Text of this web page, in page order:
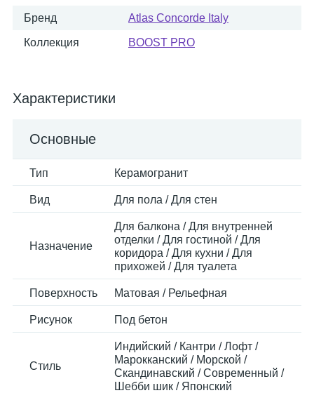
Бренд Atlas Concorde Italy
Коллекция BOOST PRO
Характеристики
Основные
Тип Керамогранит
Вид Для пола / Для стен
Назначение
Для балкона / Для внутренней
отделки / Для гостиной / Для
коридора / Для кухни / Для
прихожей / Для туалета
Поверхность Матовая / Рельефная
Рисунок Под бетон
Стиль
Индийский / Кантри / Лофт /
Марокканский / Морской /
Скандинавский / Современный /
Шебби шик / Японский